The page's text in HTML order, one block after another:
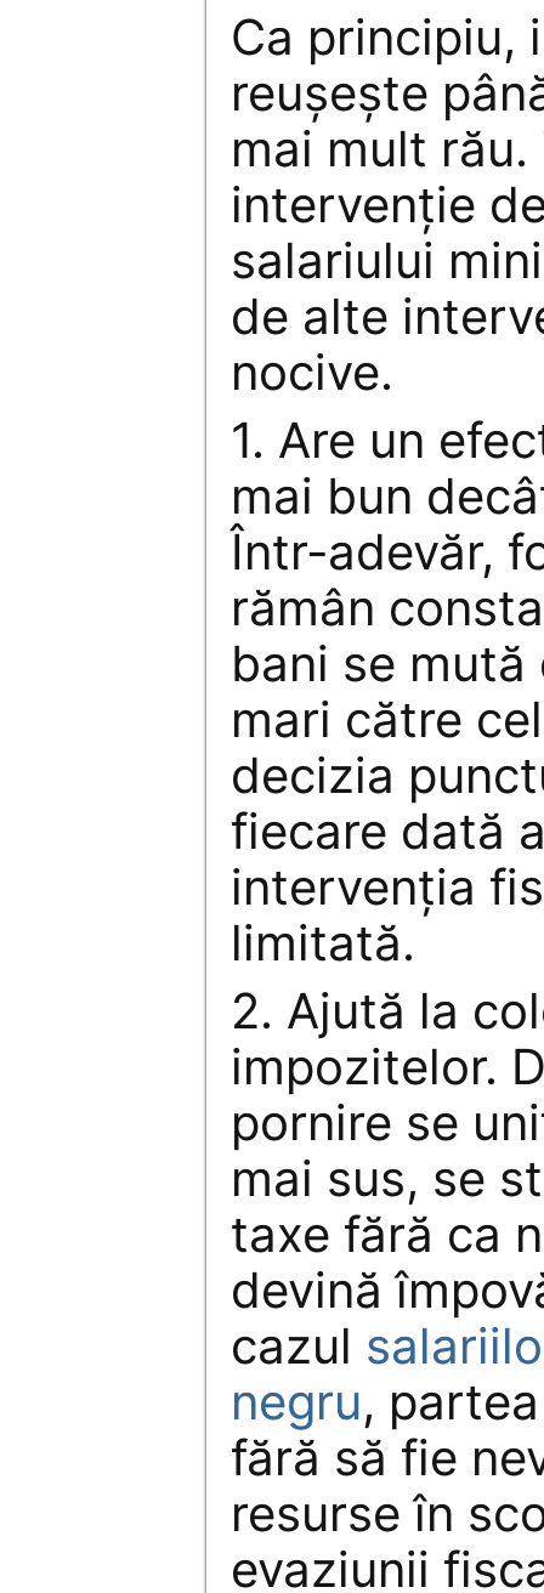
Ca principiu,
reuşeşte
mai mult
intervenţie
salariului
de alte
nocive.
1. Are un
mai bun
Într-adevăr,
rămân
bani se
mari către
decizia
fiecare dată
intervenţia
limitată.
2. Ajută la
impozitelor.
pornire se
mai sus, se
taxe fără ca
devină
cazul
negru,
fără să fie
resurse în
evaziunii